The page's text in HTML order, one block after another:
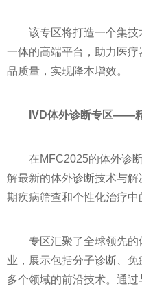
该专区将打造一个集
一体的高端平台，助力医
品质量，实现降本增效。
IVD体外诊断专区——
在MFC2025的体外诊
解最新的体外诊断技术与
期疾病筛查和个性化治疗中
专区汇聚了全球领先
业，展示包括分子诊断、
多个领域的前沿技术。通